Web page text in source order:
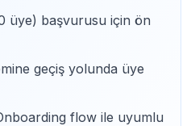
üye) başvurusu için ön
geçiş yolunda üye
flow ile uyumlu